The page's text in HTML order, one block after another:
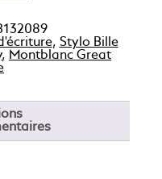
, Stylo Bille
, Montblanc Great